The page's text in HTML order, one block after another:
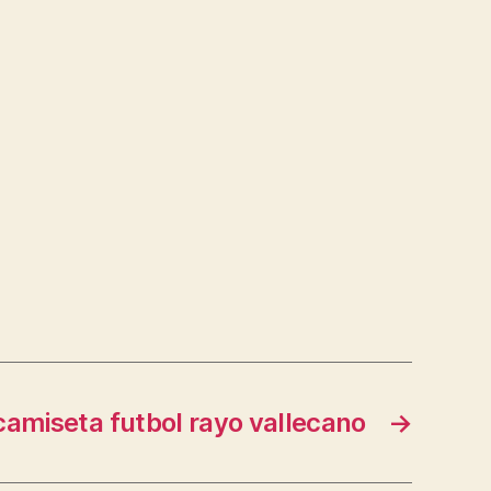
→
futbol rayo vallecano